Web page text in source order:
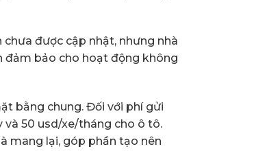
được cập nhật, nhưng nhà
đảm bảo cho hoạt động không
bằng chung. Đối với phí gửi
và 50 usd/xe/tháng cho ô tô.
mang lại, góp phần tạo nên